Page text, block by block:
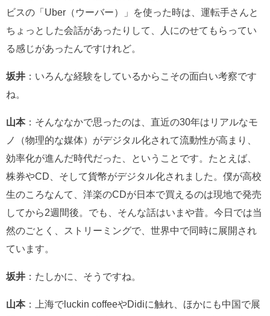
ビスの「Uber（ウーバー）」を使った時は、運転手さんと
ちょっとした会話があったりして、人にのせてもらってい
る感じがあったんですけれど。
坂井 ：いろんな経験をしているからこその面白い考察です
ね。
山本：そんななかで思ったのは、直近の30年はリアルなモ
ノ（物理的な媒体）がデジタル化されて流動性が高まり、
効率化が進んだ時代だった、ということです。たとえば、
株券やCD、そして貨幣がデジタル化されました。僕が高校
生のころなんて、洋楽のCDが日本で買えるのは現地で発売
してから2週間後。でも、そんな話はいまや昔。今日では当
然のごとく、ストリーミングで、世界中で同時に展開され
ています。
坂井 ：たしかに、そうですね。
山本：上海でluckin coffeeやDidiに触れ、ほかにも中国で展